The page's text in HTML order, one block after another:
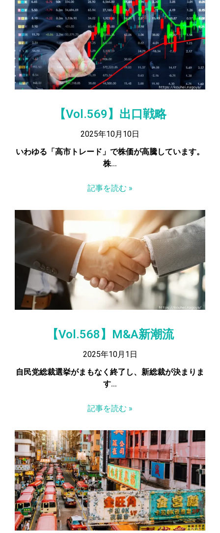
【Vol.569】出口戦略
2025年10月10日
いわゆる「高市トレード」で株価が高騰しています。
株…
記事を読む »
【Vol.568】M&A新潮流
2025年10月1日
自民党総裁選挙がまもなく終了し、新総裁が決まりま
す…
記事を読む »